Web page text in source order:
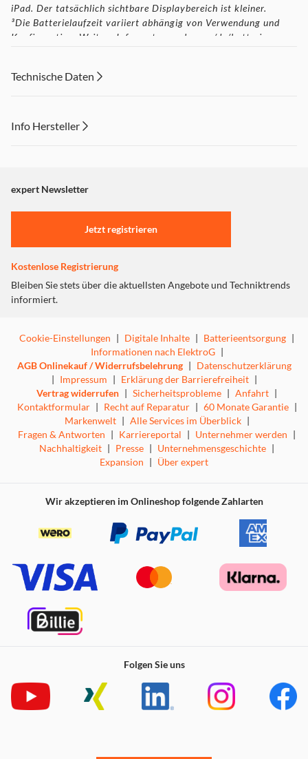
iPad. Der tatsächlich sichtbare Displaybereich ist kleiner.
³Die Batterielaufzeit variiert abhängig von Verwendung und
Konfiguration. Weitere Infos unter apple.com/de/batteries.
Verfügbarkeit vorbehalten.
Technische Daten
Info Hersteller
"Marketing".
Einstellungen anpassen
expert Newsletter
Jetzt registrieren
Kostenlose Registrierung
Bleiben Sie stets über die aktuellsten Angebote und Techniktrends
informiert.
Cookie-Einstellungen | Digitale Inhalte | Batterieentsorgung |
Informationen nach ElektroG |
AGB Onlinekauf / Widerrufsbelehrung | Datenschutzerklärung
| Impressum | Erklärung der Barrierefreiheit |
Vertrag widerrufen | Sicherheitsprobleme | Anfahrt |
Kontaktformular | Recht auf Reparatur | 60 Monate Garantie |
Markenwelt | Alle Services im Überblick |
Fragen & Antworten | Karriereportal | Unternehmer werden |
Nachhaltigkeit | Presse | Unternehmensgeschichte |
Expansion | Über expert
Wir akzeptieren im Onlineshop folgende Zahlarten
Folgen Sie uns